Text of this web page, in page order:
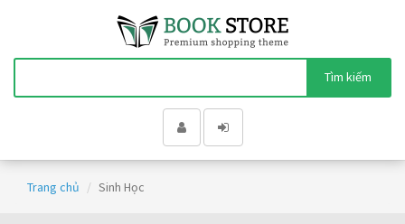
Tìm kiếm
Trang chủ Sinh Học